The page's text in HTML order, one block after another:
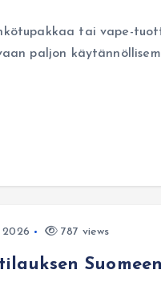
tai vape-
paljon
2026 787 views